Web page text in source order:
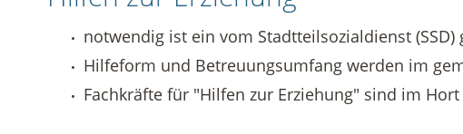
notwendig ist ein vom Stadtteilsozialdienst
Hilfeform und Betreuungsumfang werden im
Fachkräfte für "Hilfen zur Erziehung" sind im
Beschwerdemanagement in der Beratungsstelle